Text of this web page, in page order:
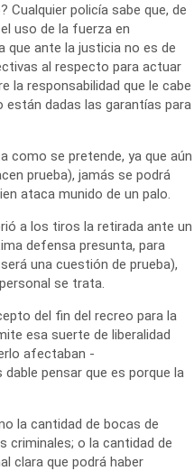
policía sabe que, de
uso de la fuerza en
que ante la justicia no es de
al respecto para actuar
la responsabilidad que le cabe
dadas las garantías para
como se pretende, ya que aún
prueba), jamás se podrá
ataca munido de un palo.
a los tiros la retirada ante un
defensa presunta, para
una cuestión de prueba),
se trata.
del fin del recreo para la
esa suerte de liberalidad
afectaban -
pensar que es porque la
la cantidad de bocas de
criminales; o la cantidad de
clara que podrá haber